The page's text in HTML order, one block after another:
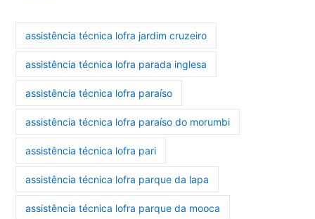
assistência técnica lofra jardim cruzeiro
assistência técnica lofra parada inglesa
assistência técnica lofra paraíso
assistência técnica lofra paraíso do morumbi
assistência técnica lofra pari
assistência técnica lofra parque da lapa
assistência técnica lofra parque da mooca